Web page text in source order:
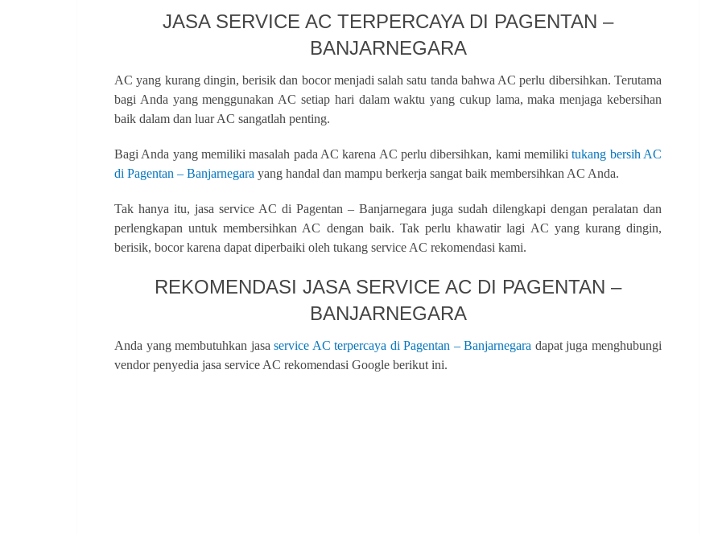
JASA SERVICE AC TERPERCAYA DI PAGENTAN –
BANJARNEGARA
AC yang kurang dingin, berisik dan bocor menjadi salah satu tanda bahwa AC perlu dibersihkan. Terutama
bagi Anda yang menggunakan AC setiap hari dalam waktu yang cukup lama, maka menjaga kebersihan
baik dalam dan luar AC sangatlah penting.
Bagi Anda yang memiliki masalah pada AC karena AC perlu dibersihkan, kami memilikitukang bersih AC
di Pagentan – Banjarnegara yang handal dan mampu berkerja sangat baik membersihkan AC Anda.
Tak hanya itu, jasa service AC di Pagentan – Banjarnegara juga sudah dilengkapi dengan peralatan dan
perlengkapan untuk membersihkan AC dengan baik. Tak perlu khawatir lagi AC yang kurang dingin,
berisik, bocor karena dapat diperbaiki oleh tukang service AC rekomendasi kami.
REKOMENDASI JASA SERVICE AC DI PAGENTAN –
BANJARNEGARA
Anda yang membutuhkan jasaservice AC terpercaya di Pagentan – Banjarnegara dapat juga menghubungi
vendor penyedia jasa service AC rekomendasi Google berikut ini.